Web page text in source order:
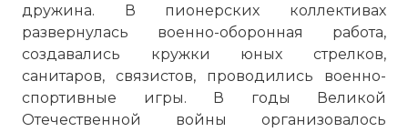
дружина. В пионерских коллективах
развернулась военно-оборонная работа,
создавались кружки юных стрелков,
санитаров, связистов, проводились военно-
спортивные игры. В годы Великой
Отечественной войны организовалось